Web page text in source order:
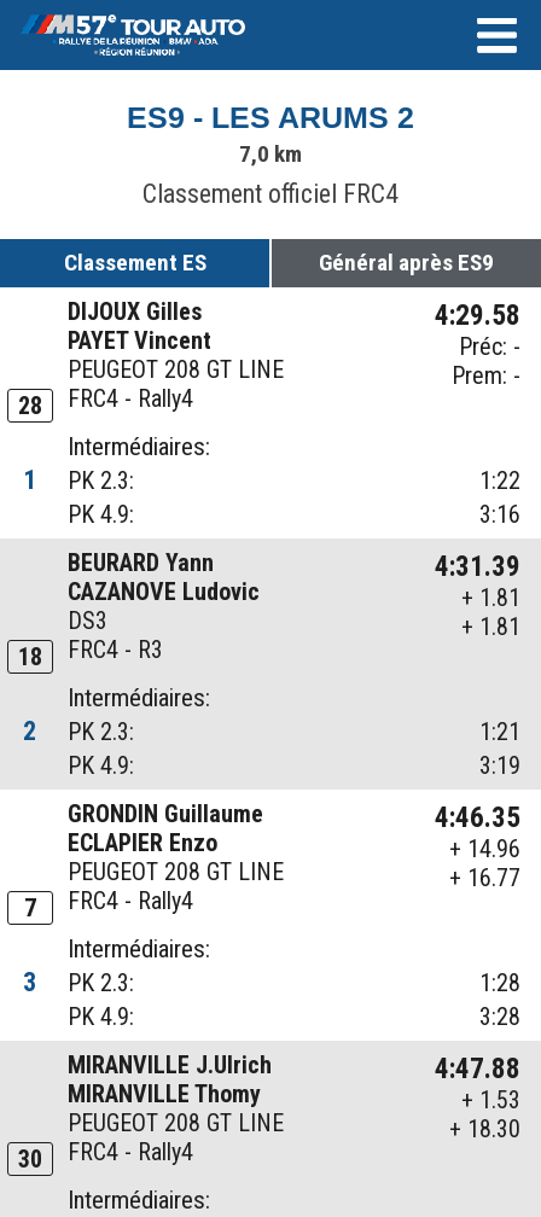
ES9 - LES ARUMS 2
7,0 km
Classement officiel FRC4
Classement ES Général après ES9
28
DIJOUX Gilles
PAYET Vincent
PEUGEOT 208 GT LINE
FRC4 - Rally4
4:29.58
Préc: -
Prem: -
1
Intermédiaires:
PK 2.3:
1:22
PK 4.9:
3:16
18
BEURARD Yann
CAZANOVE Ludovic
DS3
FRC4 - R3
4:31.39
+ 1.81
+ 1.81
2
Intermédiaires:
PK 2.3:
1:21
PK 4.9:
3:19
7
GRONDIN Guillaume
ECLAPIER Enzo
PEUGEOT 208 GT LINE
FRC4 - Rally4
4:46.35
+ 14.96
+ 16.77
3
Intermédiaires:
PK 2.3:
1:28
PK 4.9:
3:28
30
MIRANVILLE J.Ulrich
MIRANVILLE Thomy
PEUGEOT 208 GT LINE
FRC4 - Rally4
4:47.88
+ 1.53
+ 18.30
Intermédiaires: